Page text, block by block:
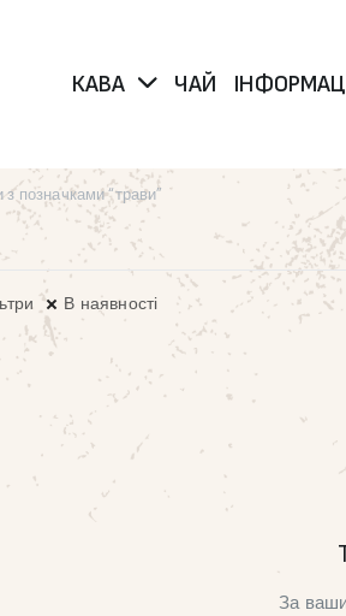
КАВА ЧАЙ
з позначками “трави”
В наявності
За